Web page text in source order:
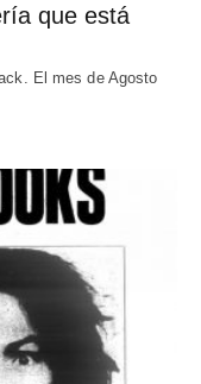
que está
El mes de Agosto